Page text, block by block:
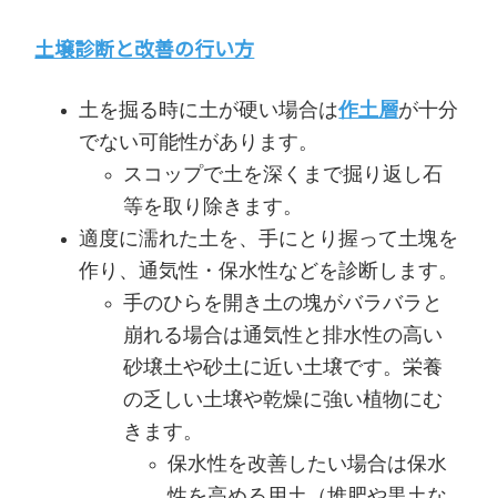
土壌診断と改善の行い方
土を掘る時に土が硬い場合は作土層が十分
でない可能性があります。
スコップで土を深くまで掘り返し石
等を取り除きます。
適度に濡れた土を、手にとり握って土塊を
作り、通気性・保水性などを診断します。
手のひらを開き土の塊がバラバラと
崩れる場合は通気性と排水性の高い
砂壌土や砂土に近い土壌です。栄養
の乏しい土壌や乾燥に強い植物にむ
きます。
保水性を改善したい場合は保水